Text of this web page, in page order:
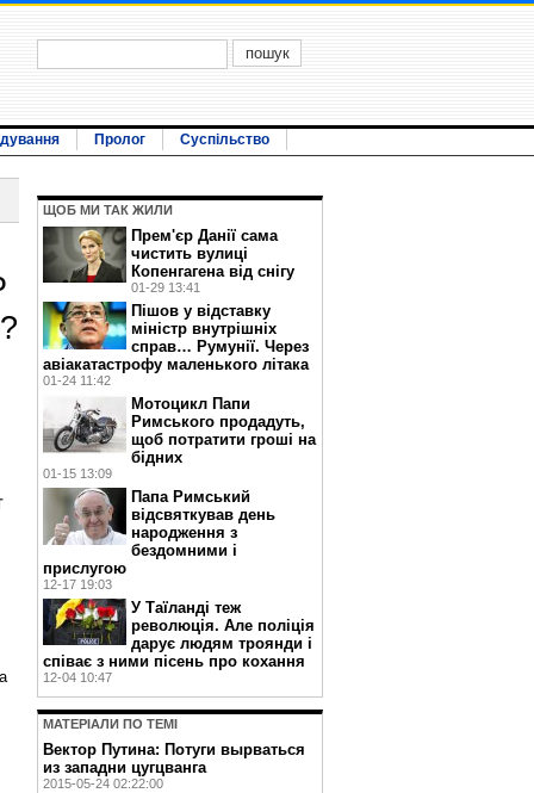
Пролог Суспільство
ЩОБ МИ ТАК ЖИЛИ
Прем'єр Данії сама
чистить вулиці
Копенгагена від снігу
01-29 13:41
Пішов у відставку
міністр внутрішніх
справ… Румунії. Через
авіакатастрофу маленького літака
01-24 11:42
Мотоцикл Папи
Римського продадуть,
щоб потратити гроші на
бідних
01-15 13:09
Папа Римський
відсвяткував день
народження з
бездомними і
прислугою
12-17 19:03
У Таїланді теж
революція. Але поліція
дарує людям троянди і
співає з ними пісень про кохання
12-04 10:47
МАТЕРIАЛИ ПО ТЕМI
Вектор Путина: Потуги вырваться
из западни цугцванга
2015-05-24 02:22:00